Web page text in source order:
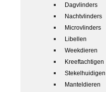
Dagvlinders
Nachtvlinders
Microvlinders
Libellen
Weekdieren
Kreeftachtigen
Stekelhuidigen
Manteldieren